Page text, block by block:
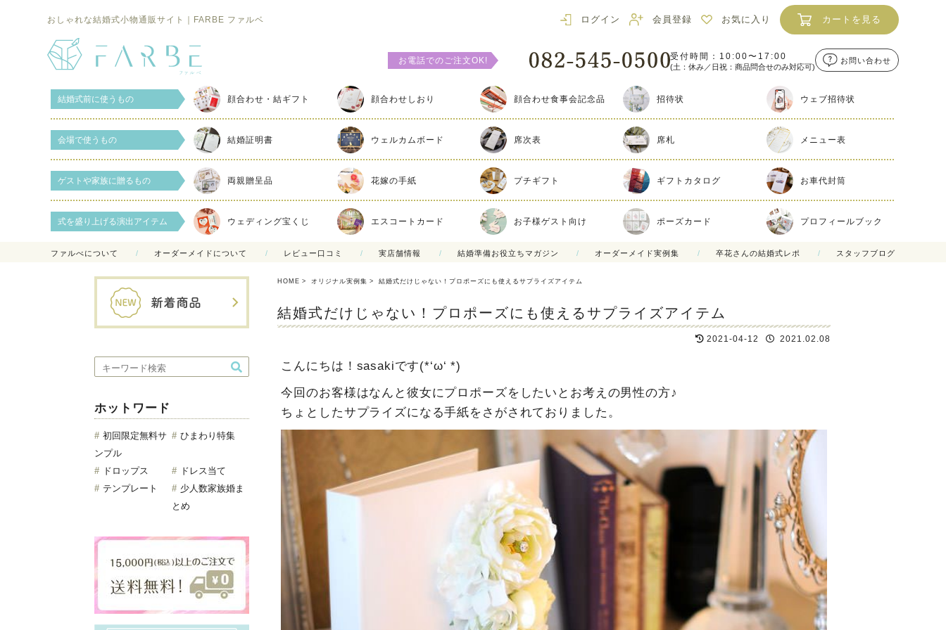
おしゃれな結婚式小物通販サイト｜FARBE ファルベ ログイン 会員登録 お気に入り カートを見る
お電話でのご注文OK! 受付時間：10:00〜17:00
(土：休み／日祝：商品問合せのみ対応可)
お問い合わせ
結婚式前に使うもの 顔合わせ・結ギフト 顔合わせしおり 顔合わせ食事会記念品 招待状 ウェブ招待状
会場で使うもの 結婚証明書 ウェルカムボード 席次表 席札 メニュー表
ゲストや家族に贈るもの 両親贈呈品 花嫁の手紙 プチギフト ギフトカタログ お車代封筒
式を盛り上げる演出アイテム ウェディング宝くじ エスコートカード お子様ゲスト向け ポーズカード プロフィールブック
ファルべについて オーダーメイドについて レビュー口コミ 実店舗情報 結婚準備お役立ちマガジン オーダーメイド実例集 卒花さんの結婚式レポ スタッフブログ
ホットワード
初回限定無料サ
ンプル
ひまわり特集
ドロップス
ドレス当て
テンプレート
少人数家族婚ま
とめ
HOME オリジナル実例集 結婚式だけじゃない！プロポーズにも使えるサプライズアイテム
結婚式だけじゃない！プロポーズにも使えるサプライズアイテム
2021-04-12 2021.02.08
こんにちは！sasakiです(*‘ω‘ *)
今回のお客様はなんと彼女にプロポーズをしたいとお考えの男性の方♪
ちょとしたサプライズになる手紙をさがされておりました。